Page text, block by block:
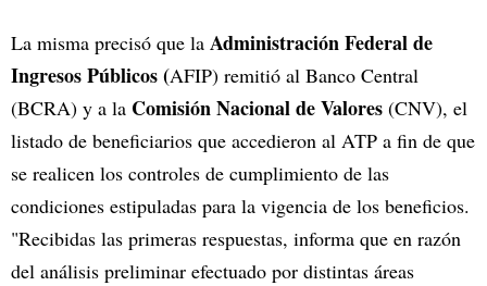
La misma precisó que la Administración Federal de
Ingresos Públicos (AFIP) remitió al Banco Central
(BCRA) y a la Comisión Nacional de Valores (CNV), el
listado de beneficiarios que accedieron al ATP a fin de que
se realicen los controles de cumplimiento de las
condiciones estipuladas para la vigencia de los beneficios.
"Recibidas las primeras respuestas, informa que en razón
del análisis preliminar efectuado por distintas áreas